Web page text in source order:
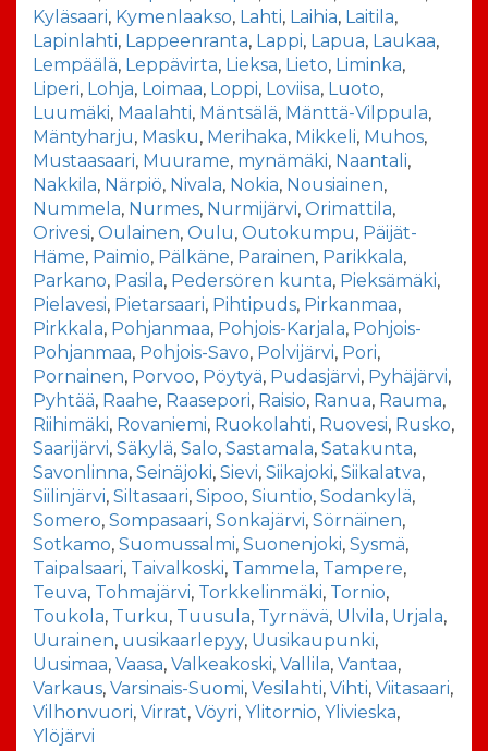
Kyläsaari, Kymenlaakso, Lahti, Laihia, Laitila,
Lapinlahti, Lappeenranta, Lappi, Lapua, Laukaa,
Lempäälä, Leppävirta, Lieksa, Lieto, Liminka,
Liperi, Lohja, Loimaa, Loppi, Loviisa, Luoto,
Luumäki, Maalahti, Mäntsälä, Mänttä-Vilppula,
Mäntyharju, Masku, Merihaka, Mikkeli, Muhos,
Mustaasaari, Muurame, mynämäki, Naantali,
Nakkila, Närpiö, Nivala, Nokia, Nousiainen,
Nummela, Nurmes, Nurmijärvi, Orimattila,
Orivesi, Oulainen, Oulu, Outokumpu, Päijät-
Häme, Paimio, Pälkäne, Parainen, Parikkala,
Parkano, Pasila, Pedersören kunta, Pieksämäki,
Pielavesi, Pietarsaari, Pihtipuds, Pirkanmaa,
Pirkkala, Pohjanmaa, Pohjois-Karjala, Pohjois-
Pohjanmaa, Pohjois-Savo, Polvijärvi, Pori,
Pornainen, Porvoo, Pöytyä, Pudasjärvi, Pyhäjärvi,
Pyhtää, Raahe, Raasepori, Raisio, Ranua, Rauma,
Riihimäki, Rovaniemi, Ruokolahti, Ruovesi, Rusko,
Saarijärvi, Säkylä, Salo, Sastamala, Satakunta,
Savonlinna, Seinäjoki, Sievi, Siikajoki, Siikalatva,
Siilinjärvi, Siltasaari, Sipoo, Siuntio, Sodankylä,
Somero, Sompasaari, Sonkajärvi, Sörnäinen,
Sotkamo, Suomussalmi, Suonenjoki, Sysmä,
Taipalsaari, Taivalkoski, Tammela, Tampere,
Teuva, Tohmajärvi, Torkkelinmäki, Tornio,
Toukola, Turku, Tuusula, Tyrnävä, Ulvila, Urjala,
Uurainen, uusikaarlepyy, Uusikaupunki,
Uusimaa, Vaasa, Valkeakoski, Vallila, Vantaa,
Varkaus, Varsinais-Suomi, Vesilahti, Vihti, Viitasaari,
Vilhonvuori, Virrat, Vöyri, Ylitornio, Ylivieska,
Ylöjärvi